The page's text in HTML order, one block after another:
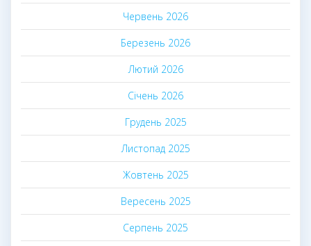
Червень 2026
Березень 2026
Лютий 2026
Січень 2026
Грудень 2025
Листопад 2025
Жовтень 2025
Вересень 2025
Серпень 2025